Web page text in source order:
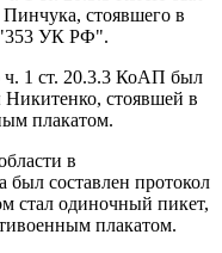
стоявшего в
"353 УК РФ".
ч. 1 ст. 20.3.3 КоАП был
стоявшей в
плакатом.
в
составлен протокол
стал одиночный пикет,
плакатом.